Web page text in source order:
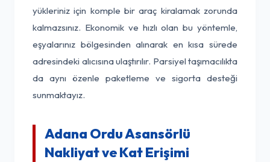
yükleriniz için komple bir araç kiralamak zorunda
kalmazsınız. Ekonomik ve hızlı olan bu yöntemle,
eşyalarınız bölgesinden alınarak en kısa sürede
adresindeki alıcısına ulaştırılır. Parsiyel taşımacılıkta
da aynı özenle paketleme ve sigorta desteği
sunmaktayız.
Adana Ordu Asansörlü
Nakliyat ve Kat Erişimi